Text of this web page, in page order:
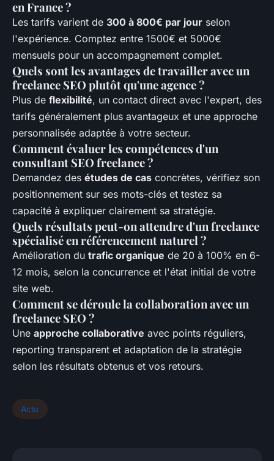
en France ?
Les tarifs varient de 300 à 800€ par jour selon
l'expérience. Comptez entre 1500€ et 5000€
mensuels pour un accompagnement complet.
Quels sont les avantages de travailler avec un
freelance SEO plutôt qu'une agence ?
Plus de flexibilité, un contact direct avec l'expert, des
tarifs généralement plus avantageux et une approche
personnalisée adaptée à votre secteur.
Comment évaluer les compétences d'un
consultant SEO freelance ?
Demandez des études de cas concrètes, vérifiez son
positionnement sur ses mots-clés et testez sa
capacité à expliquer clairement sa stratégie.
Quels résultats peut-on attendre d'un freelance
spécialisé en référencement naturel ?
Amélioration du trafic organique de 20 à 100% en 6-
12 mois, selon la concurrence et l'état initial de votre
site web.
Comment se déroule la collaboration avec un
freelance SEO ?
Une approche collaborative avec points réguliers,
reporting transparent et adaptation de la stratégie
selon les résultats obtenus et vos retours.
Actu